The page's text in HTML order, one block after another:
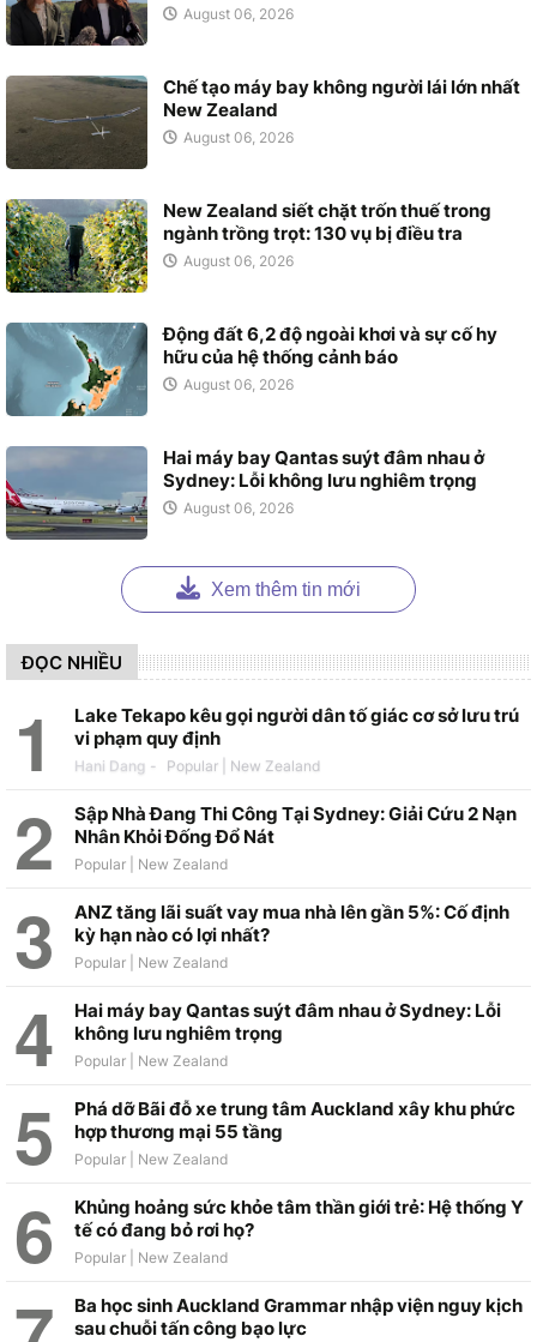
August 06, 2026
Chế tạo máy bay không người lái lớn nhất
New Zealand
August 06, 2026
New Zealand siết chặt trốn thuế trong
ngành trồng trọt: 130 vụ bị điều tra
August 06, 2026
Động đất 6,2 độ ngoài khơi và sự cố hy
hữu của hệ thống cảnh báo
August 06, 2026
Hai máy bay Qantas suýt đâm nhau ở
Sydney: Lỗi không lưu nghiêm trọng
August 06, 2026
Xem thêm tin mới
ĐỌC NHIỀU
Lake Tekapo kêu gọi người dân tố giác cơ sở lưu trú
vi phạm quy định
Hani Dang -
Sập Nhà Đang Thi Công Tại Sydney: Giải Cứu 2 Nạn
Nhân Khỏi Đống Đổ Nát
ANZ tăng lãi suất vay mua nhà lên gần 5%: Cố định
kỳ hạn nào có lợi nhất?
Hai máy bay Qantas suýt đâm nhau ở Sydney: Lỗi
không lưu nghiêm trọng
Phá dỡ Bãi đỗ xe trung tâm Auckland xây khu phức
hợp thương mại 55 tầng
Khủng hoảng sức khỏe tâm thần giới trẻ: Hệ thống Y
tế có đang bỏ rơi họ?
Ba học sinh Auckland Grammar nhập viện nguy kịch
sau chuỗi tấn công bạo lực